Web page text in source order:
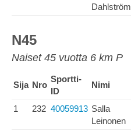
Dahlström
N45
Naiset 45 vuotta 6 km P
Sija Nro
Sportti-
ID
Nimi
1 232 40059913 Salla
Leinonen